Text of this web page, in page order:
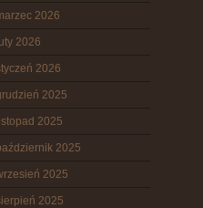
2026
luty 2026
2026
2025
listopad 2025
2025
2025
2025